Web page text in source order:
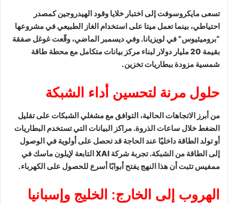
تسعى مايكروسوفت إلى اختبار خلايا وقود الهيدروجين كمصدر
احتياطي، بينما تعمل ميتا على استخدام الغاز الطبيعي في مشروعها
“بروميثيوس” في لويزيانا. وفي ديسمبر الماضي، وقّعت غوغل صفقة
بقيمة 20 مليار دولار لبناء مركز بيانات متكامل مع محطة طاقة
شمسية مزودة ببطاريات تخزين.
حلول مرنة لتحسين أداء الشبكة
من أبرز الاتجاهات الحالية، التوافق مع مشغلي الشبكات على تقليل
الضغط خلال ساعات الذروة. مراكز البيانات التي تستخدم البطاريات
أو تولد الطاقة داخليًا عند الحاجة قد تحصل على أولوية في الوصول
إلى الطاقة من الشبكة. تجربة شركة XAI التابعة لإيلون ماسك في
ممفيس تثبت أن هذا النهج يفتح أبوابًا أسرع للحصول على الكهرباء.
الهروب إلى الخارج: الخليج وإسبانيا